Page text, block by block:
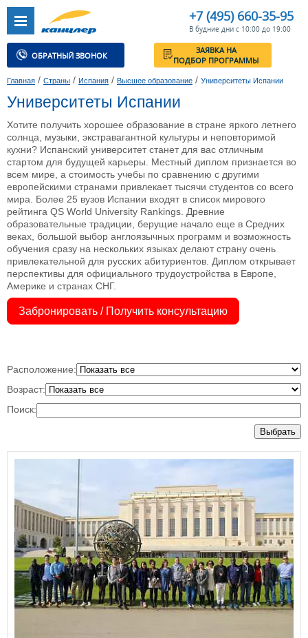
+7 (495) 660-35-95
В будние дни с 10:00 до 19:00
ОБРАТНЫЙ ЗВОНОК
ЗАЯВКА НА
ПОДБОР ПРОГРАММЫ
Главная / Страны / Испания / Высшее образование / Университеты Испании
Университеты Испании
Хотите получить хорошее образование в стране яркого летнего
солнца, музыки, экстравагантной культуры и неповторимой
кухни? Испанский университет станет для вас отличным
стартом для будущей карьеры. Местный диплом признается во
всем мире, а стоимость учебы по сравнению с другими
европейскими странами привлекает тысячи студентов со всего
мира. Более 25 вузов Испании входят в список мирового
рейтинга QS World University Rankings. Древние
образовательные традиции, берущие начало еще в Средних
веках, большой выбор англоязычных программ и возможность
обучения сразу на нескольких языках делают страну очень
привлекательной для русских абитуриентов. Диплом открывает
перспективы для официального трудоустройства в Европе,
Америке и странах СНГ.
Забронировать / Получить консультацию
Расположение:
Возраст:
Поиск:
Выбрать